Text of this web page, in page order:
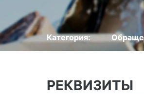
Категория:
РЕКВИЗИТЫ